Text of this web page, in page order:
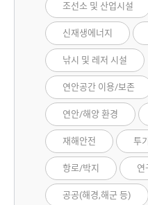
조선소 및 산업시설
신재생에너지
낚시 및 레저 시설
연안공간 이용/보존
연안/해양 환경
재해안전 투
항로/박지 연
공공(해경,해군 등)